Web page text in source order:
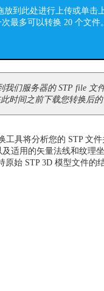
放到此处进行上传或单击
次最多可以转换 20 个文件。
我们服务器的 STP file 文
时间之前下载您转换后的
工具将分析您的 STP 文
及适用的矢量法线和纹理
原始 STP 3D 模型文件的